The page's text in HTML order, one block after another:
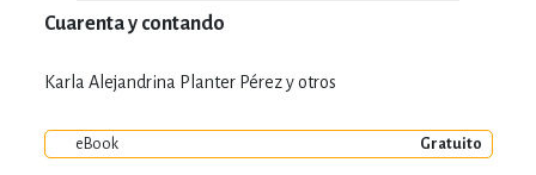
Cuarenta y contando
Karla Alejandrina Planter Pérez y otros
eBook Gratuito